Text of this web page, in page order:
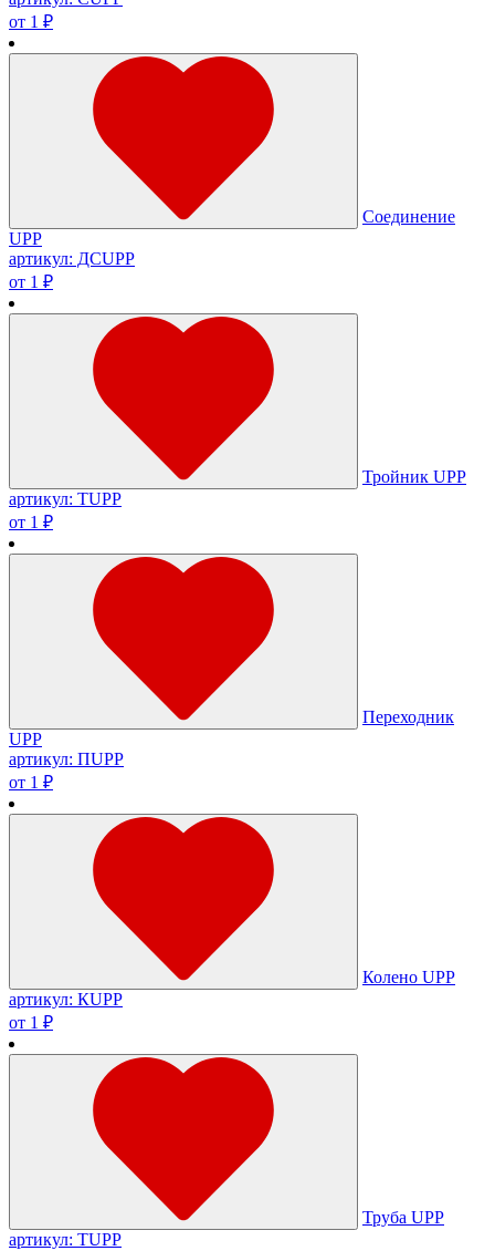
от 1 ₽
Соединение
UPP
артикул: ДСUPP
от 1 ₽
Тройник UPP
артикул: ТUPP
от 1 ₽
Переходник
UPP
артикул: ПUPP
от 1 ₽
Колено UPP
артикул: КUPP
от 1 ₽
Труба UPP
артикул: ТUPP